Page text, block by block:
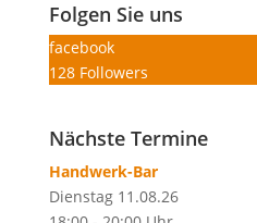
Folgen Sie uns
facebook
128 Followers
Nächste Termine
Handwerk-Bar
Dienstag 11.08.26